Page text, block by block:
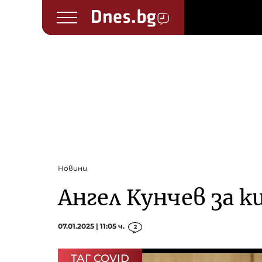
Новини
Ангел Кунчев за
07.01.2025 | 11:05 ч. 2
ТАГ COVID